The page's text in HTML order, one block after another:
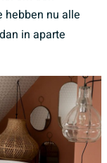
hebben nu alle
in aparte